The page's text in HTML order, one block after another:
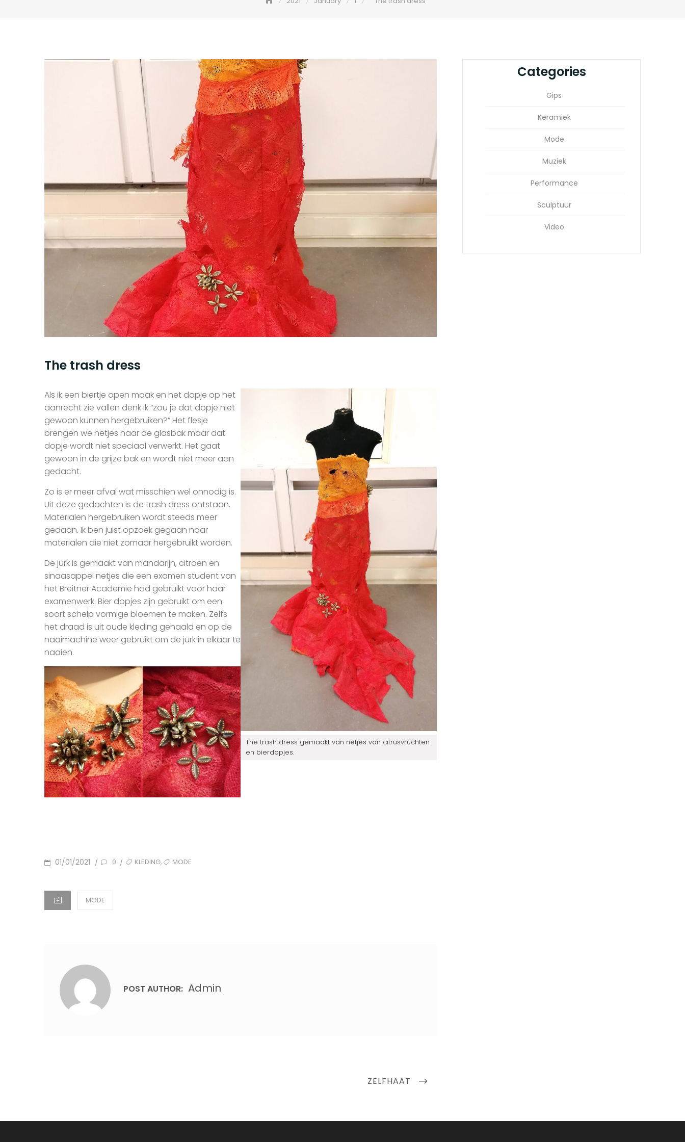
The trash dress
Als ik een biertje open maak en het dopje op het
aanrecht zie vallen denk ik “zou je dat dopje niet
gewoon kunnen hergebruiken?” Het flesje
brengen we netjes naar de glasbak maar dat
dopje wordt niet speciaal verwerkt. Het gaat
gewoon in de grijze bak en wordt niet meer aan
gedacht.
Zo is er meer afval wat misschien wel onnodig is.
Uit deze gedachten is de trash dress ontstaan.
Materialen hergebruiken wordt steeds meer
gedaan. Ik ben juist opzoek gegaan naar
materialen die niet zomaar hergebruikt worden.
De jurk is gemaakt van mandarijn, citroen en
sinaasappel netjes die een examen student van
het Breitner Academie had gebruikt voor haar
examenwerk. Bier dopjes zijn gebruikt om een
soort schelp vormige bloemen te maken. Zelfs
het draad is uit oude kleding gehaald en op de
naaimachine weer gebruikt om de jurk in elkaar te
naaien.
The trash dress gemaakt van netjes van citrusvruchten
en bierdopjes.
POSTED
01/01/2021 / 0 / TAGSKLEDING, MODE
CATEGORIES
MODE
POST AUTHOR: Admin
NEXT
ZELFHAAT
Categories
Gips
Keramiek
Mode
Muziek
Performance
Sculptuur
Video